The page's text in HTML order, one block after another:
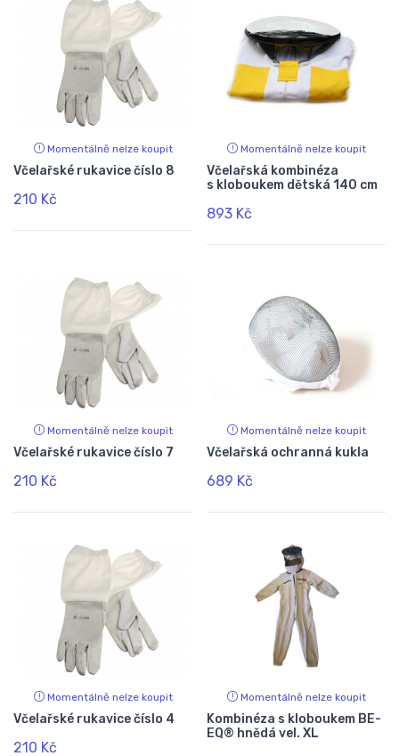
Momentálně nelze koupit
Včelařské rukavice číslo 8
210 Kč
Momentálně nelze koupit
Včelařská kombinéza
s kloboukem dětská 140 cm
893 Kč
Momentálně nelze koupit
Včelařské rukavice číslo 7
210 Kč
Momentálně nelze koupit
Včelařská ochranná kukla
689 Kč
Momentálně nelze koupit
Včelařské rukavice číslo 4
210 Kč
Momentálně nelze koupit
Kombinéza s kloboukem BE-
EQ® hnědá vel. XL